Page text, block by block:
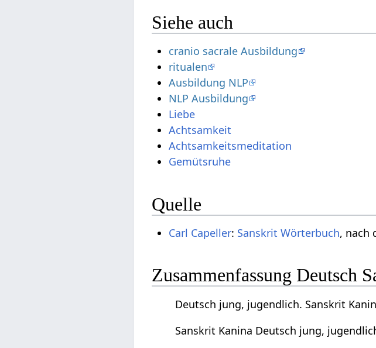
Siehe auch
cranio sacrale Ausbildung
ritualen
Ausbildung NLP
NLP Ausbildung
Liebe
Achtsamkeit
Achtsamkeitsmeditation
Gemütsruhe
Quelle
Carl Capeller: Sanskrit Wörterbuch, nach
Zusammenfassung Deutsch
Deutsch jung, jugendlich. Sanskrit
Sanskrit Kanina Deutsch jung,